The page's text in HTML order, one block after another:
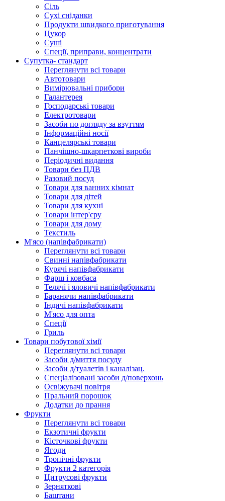
Сіль
Сухі сніданки
Продукти швидкого приготування
Цукор
Суші
Спеції, приправи, концентрати
Супутка- стандарт
Переглянути всі товари
Автотовари
Вимірювальні прибори
Галантерея
Господарські товари
Електротовари
Засоби по догляду за взуттям
Інформаційні носії
Канцелярські товари
Панчішно-шкарпеткові вироби
Періодичні видання
Товари без ПДВ
Разовий посуд
Товари для ванних кімнат
Товари для дітей
Товари для кухні
Товари інтер'єру
Товари для дому
Текстиль
М'ясо (напiвфабрикати)
Переглянути всі товари
Свиннi напiвфабрикати
Курячi напiвфабрикати
Фарш i ковбаса
Телячi i яловичi напiвфабрикати
Баранячи напiвфабрикати
Iндичi напiвфабрикати
М'ясо для опта
Спеції
Гриль
Товари побутової хімії
Переглянути всі товари
Засоби д/миття посуду
Засоби д/туалетів і каналізац.
Спеціалізовані засоби д/поверхонь
Освіжувачі повітря
Пральний порошок
Додатки до прання
Фрукти
Переглянути всі товари
Екзoтичні фрукти
Кісточкові фрукти
Ягоди
Тропічні фрукти
Фрукти 2 категорія
Цитрусові фрукти
Зерняткові
Баштани